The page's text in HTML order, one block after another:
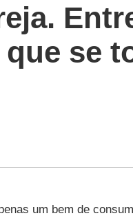
se
um bem de